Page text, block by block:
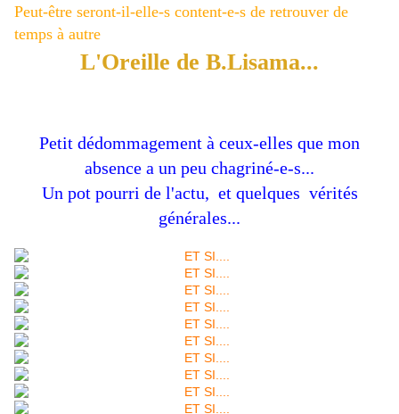
Peut-être seront-il-elle-s content-e-s de retrouver de
temps à autre
L'Oreille de B.Lisama...
Petit dédommagement à ceux-elles que mon
absence a un peu chagriné-e-s...
Un pot pourri de l'actu, et quelques vérités
générales...